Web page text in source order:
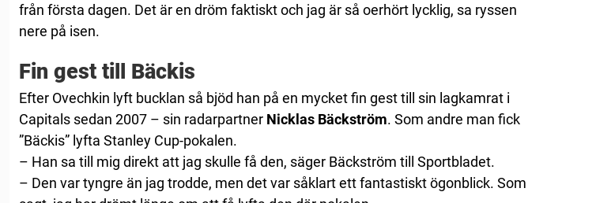
från första dagen. Det är en dröm faktiskt och jag är så oerhört lycklig, sa ryssen
nere på isen.
Fin gest till Bäckis
Efter Ovechkin lyft bucklan så bjöd han på en mycket fin gest till sin lagkamrat i
Capitals sedan 2007 – sin radarpartner Nicklas Bäckström. Som andre man fick
”Bäckis” lyfta Stanley Cup-pokalen.
– Han sa till mig direkt att jag skulle få den, säger Bäckström till Sportbladet.
– Den var tyngre än jag trodde, men det var såklart ett fantastiskt ögonblick. Som